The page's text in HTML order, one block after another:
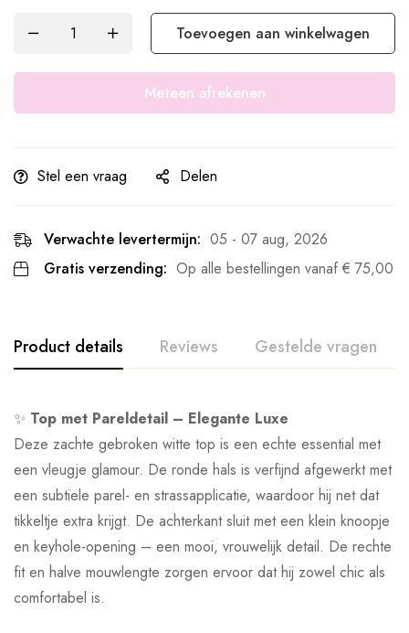
Toevoegen aan winkelwagen
Meteen afrekenen
Stel een vraag Delen
Verwachte levertermijn: 05 - 07 aug, 2026
Gratis verzending: Op alle bestellingen vanaf € 75,00
Product details Reviews Gestelde vragen
✨ Top met Pareldetail – Elegante Luxe
Deze zachte gebroken witte top is een echte essential met
een vleugje glamour. De ronde hals is verfijnd afgewerkt met
een subtiele parel- en strassapplicatie, waardoor hij net dat
tikkeltje extra krijgt. De achterkant sluit met een klein knoopje
en keyhole-opening – een mooi, vrouwelijk detail. De rechte
fit en halve mouwlengte zorgen ervoor dat hij zowel chic als
comfortabel is.